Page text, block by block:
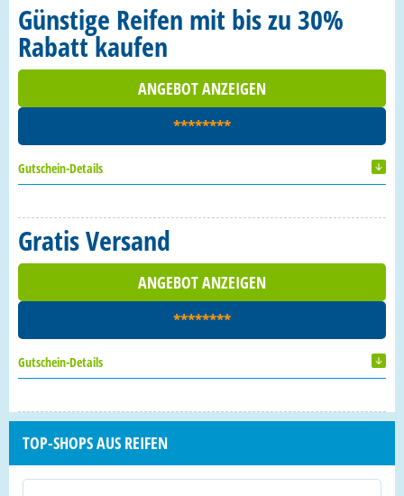
Günstige Reifen mit bis zu 30%
Rabatt kaufen
ANGEBOT ANZEIGEN
********
Gutschein-Details
Gratis Versand
ANGEBOT ANZEIGEN
********
Gutschein-Details
TOP-SHOPS AUS REIFEN